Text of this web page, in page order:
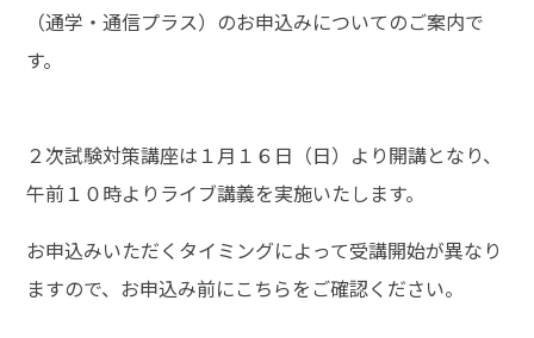
（通学・通信プラス）のお申込みについてのご案内で
す。
２次試験対策講座は１月１６日（日）より開講となり、
午前１０時よりライブ講義を実施いたします。
お申込みいただくタイミングによって受講開始が異なり
ますので、お申込み前にこちらをご確認ください。